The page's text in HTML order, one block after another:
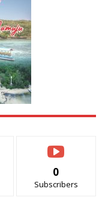
0
Subscribers